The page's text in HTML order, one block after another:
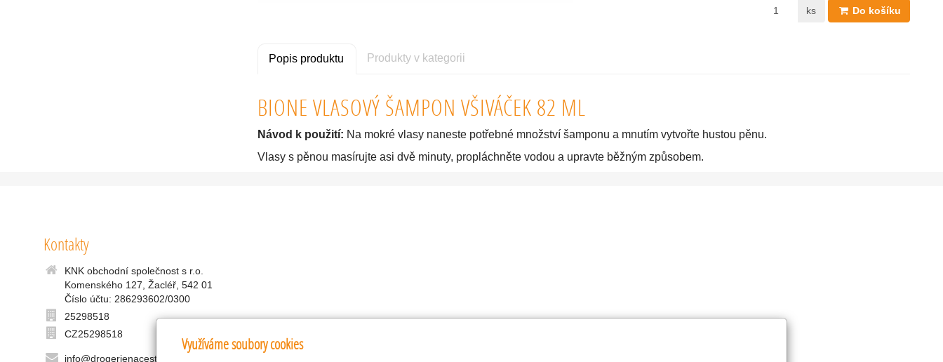
ks Do košíku
Popis produktu Produkty v kategorii
BIONE VLASOVÝ ŠAMPON VŠIVÁČEK 82 ML
Návod k použití: Na mokré vlasy naneste potřebné množství šamponu a mnutím vytvořte hustou pěnu.
Vlasy s pěnou masírujte asi dvě minuty, propláchněte vodou a upravte běžným způsobem.
Kontakty
KNK obchodní společnost s r.o.
Komenského 127, Žacléř, 542 01
Číslo účtu: 286293602/0300
25298518
CZ25298518
info@drogerienacestach.cz
Využíváme soubory cookies